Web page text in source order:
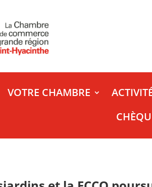
VOTRE CHAMBRE